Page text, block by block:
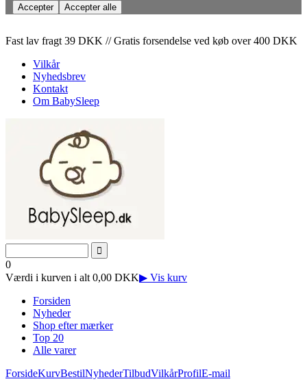
Fast lav fragt 39 DKK // Gratis forsendelse ved køb over 400 DKK
Vilkår
Nyhedsbrev
Kontakt
Om BabySleep
0
Værdi i kurven i alt 0,00 DKK▶ Vis kurv
Forsiden
Nyheder
Shop efter mærker
Top 20
Alle varer
ForsideKurvBestilNyhederTilbudVilkårProfilE-mail